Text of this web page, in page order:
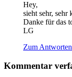
Hey,
sieht sehr, sehr
Danke für das
LG
Zum
Kommentar